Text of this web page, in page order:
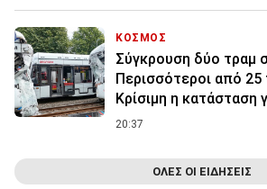
ΚΟΣΜΟΣ
Σύγκρουση δύο τραμ
Περισσότεροι από 25
Κρίσιμη η κατάσταση
20:37
ΟΛΕΣ ΟΙ ΕΙΔΗΣΕΙΣ